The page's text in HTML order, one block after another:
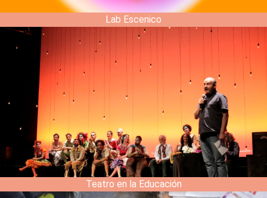
Lab Escenico
Teatro en la Educación